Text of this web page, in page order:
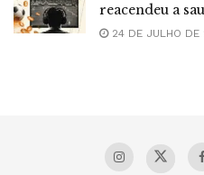
reacendeu a
24 DE JULHO DE